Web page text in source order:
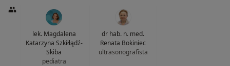
lek. Magdalena
Katarzyna Szkiłłądź-
Skiba
pediatra
dr hab. n. med.
Renata Bokiniec
ultrasonografista